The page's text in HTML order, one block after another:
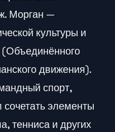
Морган —
культуры и
(Объединённого
движения).
спорт,
элементы
тенниса и других